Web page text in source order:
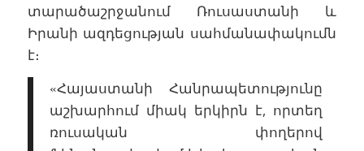
տարածաշրջանում Ռուսաստանի և
Իրանի ազդեցության սահմանափակումն
է։
«Հայաստանի Հանրապետությունը
աշխարհում միակ երկիրն է, որտեղ
ռուսական փողերով